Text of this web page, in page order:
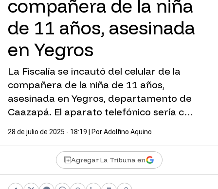
compañera de la niña
de 11 años, asesinada
en Yegros
La Fiscalía se incautó del celular de la
compañera de la niña de 11 años,
asesinada en Yegros, departamento de
Caazapá. El aparato telefónico sería c…
28 de julio de 2025 - 18:19 | PorAdolfino Aquino
Agregar La Tribuna en